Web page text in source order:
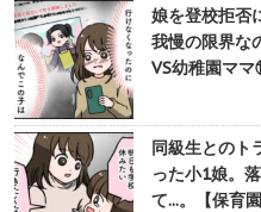
娘を登校拒否
我慢の限界な
VS幼稚園マ
同級生とのト
った小1娘。
て...。【保育